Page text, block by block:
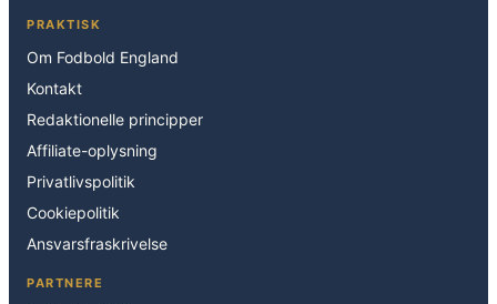
PRAKTISK
Om Fodbold England
Kontakt
Redaktionelle principper
Affiliate-oplysning
Privatlivspolitik
Cookiepolitik
Ansvarsfraskrivelse
PARTNERE